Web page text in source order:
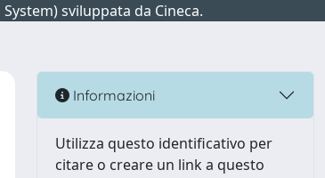
sviluppata da Cineca.
Informazioni
Utilizza questo identificativo per
citare o creare un link a questo